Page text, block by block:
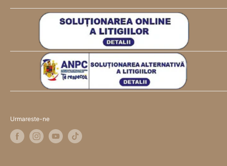
Urmareste-ne